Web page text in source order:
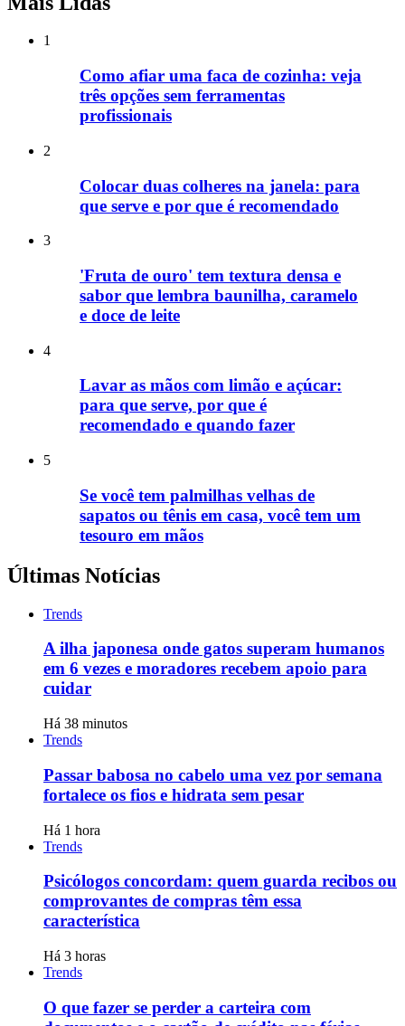
1
Como afiar uma faca de cozinha: veja
três opções sem ferramentas
profissionais
2
Colocar duas colheres na janela: para
que serve e por que é recomendado
3
'Fruta de ouro' tem textura densa e
sabor que lembra baunilha, caramelo
e doce de leite
4
Lavar as mãos com limão e açúcar:
para que serve, por que é
recomendado e quando fazer
5
Se você tem palmilhas velhas de
sapatos ou tênis em casa, você tem um
tesouro em mãos
Últimas Notícias
Trends
A ilha japonesa onde gatos superam humanos
em 6 vezes e moradores recebem apoio para
cuidar
Há 38 minutos
Trends
Passar babosa no cabelo uma vez por semana
fortalece os fios e hidrata sem pesar
Há 1 hora
Trends
Psicólogos concordam: quem guarda recibos ou
comprovantes de compras têm essa
característica
Há 3 horas
Trends
O que fazer se perder a carteira com